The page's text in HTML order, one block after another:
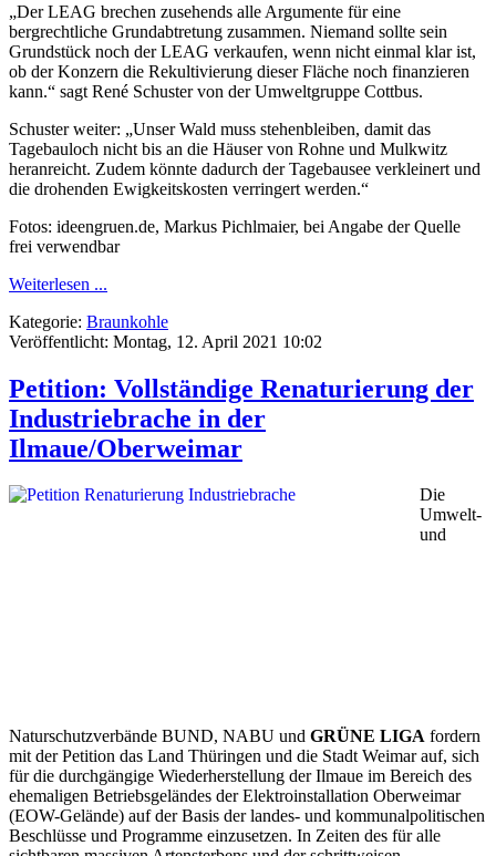
„Der LEAG brechen zusehends alle Argumente für eine
bergrechtliche Grundabtretung zusammen. Niemand sollte sein
Grundstück noch der LEAG verkaufen, wenn nicht einmal klar ist,
ob der Konzern die Rekultivierung dieser Fläche noch finanzieren
kann.“ sagt René Schuster von der Umweltgruppe Cottbus.
Schuster weiter: „Unser Wald muss stehenbleiben, damit das
Tagebauloch nicht bis an die Häuser von Rohne und Mulkwitz
heranreicht. Zudem könnte dadurch der Tagebausee verkleinert und
die drohenden Ewigkeitskosten verringert werden.“
Fotos: ideengruen.de, Markus Pichlmaier, bei Angabe der Quelle
frei verwendbar
Weiterlesen ...
Kategorie: Braunkohle
Veröffentlicht: Montag, 12. April 2021 10:02
Petition: Vollständige Renaturierung der
Industriebrache in der
Ilmaue/Oberweimar
Die
Umwelt-
und
Naturschutzverbände BUND, NABU und GRÜNE LIGA fordern
mit der Petition das Land Thüringen und die Stadt Weimar auf, sich
für die durchgängige Wiederherstellung der Ilmaue im Bereich des
ehemaligen Betriebsgeländes der Elektroinstallation Oberweimar
(EOW-Gelände) auf der Basis der landes- und kommunalpolitischen
Beschlüsse und Programme einzusetzen. In Zeiten des für alle